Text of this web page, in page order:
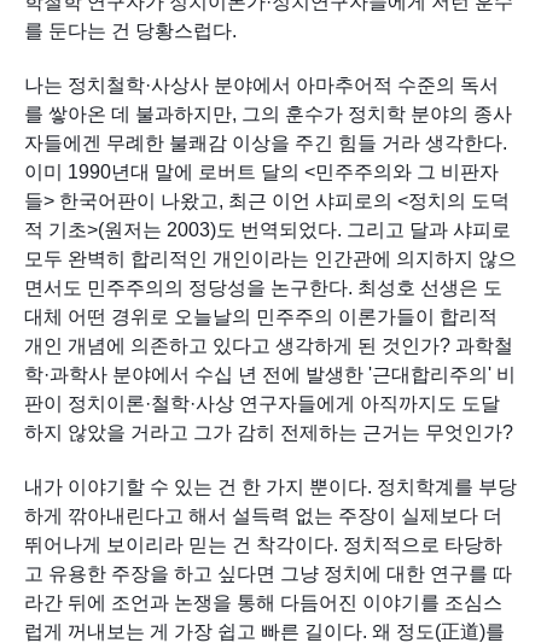
를 둔다는 건 당황스럽다.
나는 정치철학·사상사 분야에서 아마추어적 수준의 독서
를 쌓아온 데 불과하지만, 그의 훈수가 정치학 분야의 종사
자들에겐 무례한 불쾌감 이상을 주긴 힘들 거라 생각한다.
이미 1990년대 말에 로버트 달의 <민주주의와 그 비판자
들> 한국어판이 나왔고, 최근 이언 샤피로의 <정치의 도덕
적 기초>(원저는 2003)도 번역되었다. 그리고 달과 샤피로
모두 완벽히 합리적인 개인이라는 인간관에 의지하지 않으
면서도 민주주의의 정당성을 논구한다. 최성호 선생은 도
대체 어떤 경위로 오늘날의 민주주의 이론가들이 합리적
개인 개념에 의존하고 있다고 생각하게 된 것인가? 과학철
학·과학사 분야에서 수십 년 전에 발생한 '근대합리주의' 비
판이 정치이론·철학·사상 연구자들에게 아직까지도 도달
하지 않았을 거라고 그가 감히 전제하는 근거는 무엇인가?
내가 이야기할 수 있는 건 한 가지 뿐이다. 정치학계를 부당
하게 깎아내린다고 해서 설득력 없는 주장이 실제보다 더
뛰어나게 보이리라 믿는 건 착각이다. 정치적으로 타당하
고 유용한 주장을 하고 싶다면 그냥 정치에 대한 연구를 따
라간 뒤에 조언과 논쟁을 통해 다듬어진 이야기를 조심스
럽게 꺼내보는 게 가장 쉽고 빠른 길이다. 왜 정도(正道)를